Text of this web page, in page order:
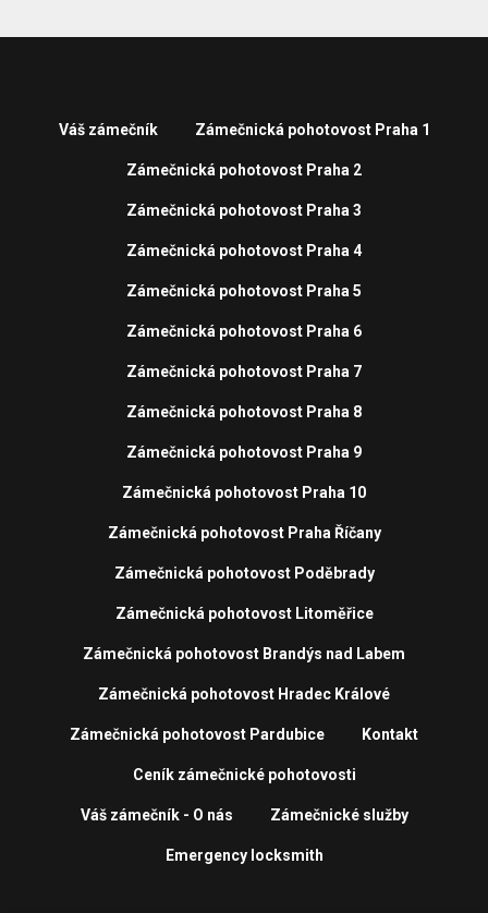
Váš zámečník Zámečnická pohotovost Praha 1
Zámečnická pohotovost Praha 2
Zámečnická pohotovost Praha 3
Zámečnická pohotovost Praha 4
Zámečnická pohotovost Praha 5
Zámečnická pohotovost Praha 6
Zámečnická pohotovost Praha 7
Zámečnická pohotovost Praha 8
Zámečnická pohotovost Praha 9
Zámečnická pohotovost Praha 10
Zámečnická pohotovost Praha Říčany
Zámečnická pohotovost Poděbrady
Zámečnická pohotovost Litoměřice
Zámečnická pohotovost Brandýs nad Labem
Zámečnická pohotovost Hradec Králové
Zámečnická pohotovost Pardubice Kontakt
Ceník zámečnické pohotovosti
Váš zámečník - O nás Zámečnické služby
Emergency locksmith